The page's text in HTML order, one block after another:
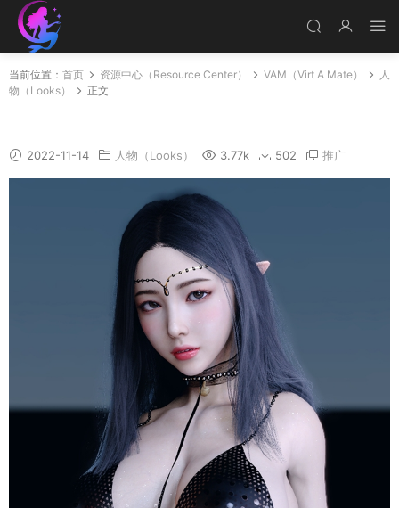
当前位置： 首页 资源中心（Resource Center） VAM（Virt A Mate）
人
物（Looks）
正文
2022-11-14 人物（Looks） 3.77k 502 推广